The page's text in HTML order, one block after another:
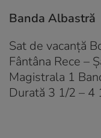
Banda Albastră
Sat de vacanţă
Fântâna Rece –
Magistrala 1
Durată 3 1/2 – 4